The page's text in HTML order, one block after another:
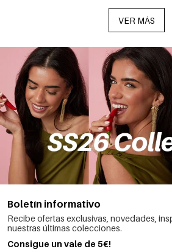
VER MÁS
Boletín informativo
Recibe ofertas exclusivas, novedades,
nuestras últimas colecciones.
Consigue un vale de 5€!